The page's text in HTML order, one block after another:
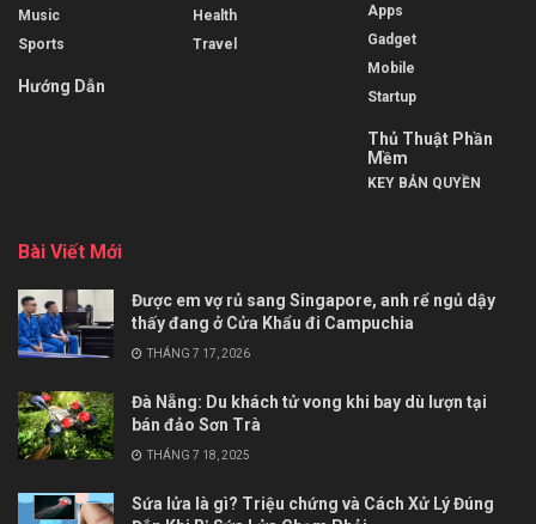
Music
Sports
Hướng Dẫn
Health
Travel
Apps
Gadget
Mobile
Startup
Thủ Thuật Phần
Mềm
KEY BẢN QUYỀN
Bài Viết Mới
Được em vợ rủ sang Singapore, anh rể ngủ dậy
thấy đang ở Cửa Khẩu đi Campuchia
THÁNG 7 17, 2026
Đà Nẵng: Du khách tử vong khi bay dù lượn tại
bán đảo Sơn Trà
THÁNG 7 18, 2025
Sứa lửa là gì? Triệu chứng và Cách Xử Lý Đúng